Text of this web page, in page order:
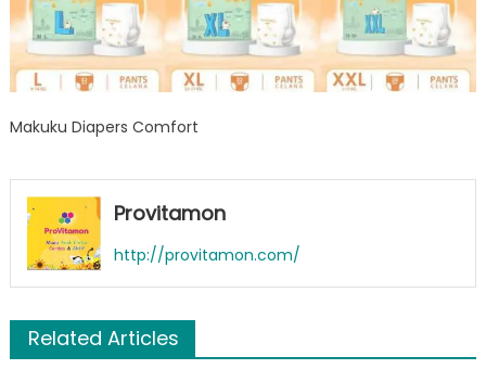
Makuku Diapers Comfort
Provitamon
http://provitamon.com/
Related Articles